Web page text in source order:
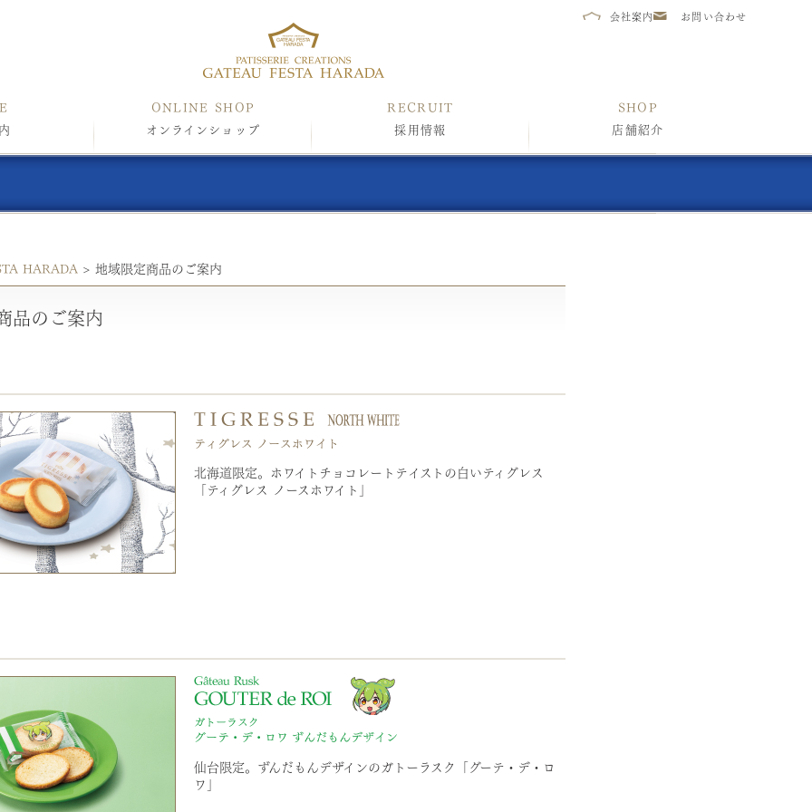
会社案内 お問い合わせ
ONLINE SHOP
オンラインショップ
RECRUIT
採用情報
SHOP
店舗紹介
HARADA > 地域限定商品のご案内
品のご案内
北海道限定。ホワイトチョコレートテイストの白いティグレス
「ティグレス ノースホワイト」
仙台限定。ずんだもんデザインのガトーラスク「グーテ・デ・ロ
ワ」